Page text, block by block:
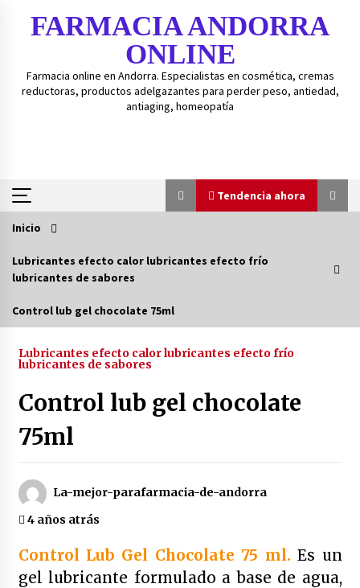
FARMACIA ANDORRA
ONLINE
Farmacia online en Andorra. Especialistas en cosmética, cremas
reductoras, productos adelgazantes para perder peso, antiedad,
antiaging, homeopatía
Tendencia ahora
Tendencia ahora
3 años atrás
Isd-bexident anticaries colutorio 500ml+20%
Enjuague bucal amarillo botot | 250 ml
Inicio
Lubricantes efecto calor lubricantes efecto frío
lubricantes de sabores
Control lub gel chocolate 75ml
Lubricantes efecto calor lubricantes efecto frío
lubricantes de sabores
Control lub gel chocolate
75ml
La-mejor-parafarmacia-de-andorra
4 años atrás
Control Lub Gel Chocolate 75 ml. Es un
gel lubricante formulado a base de agua,